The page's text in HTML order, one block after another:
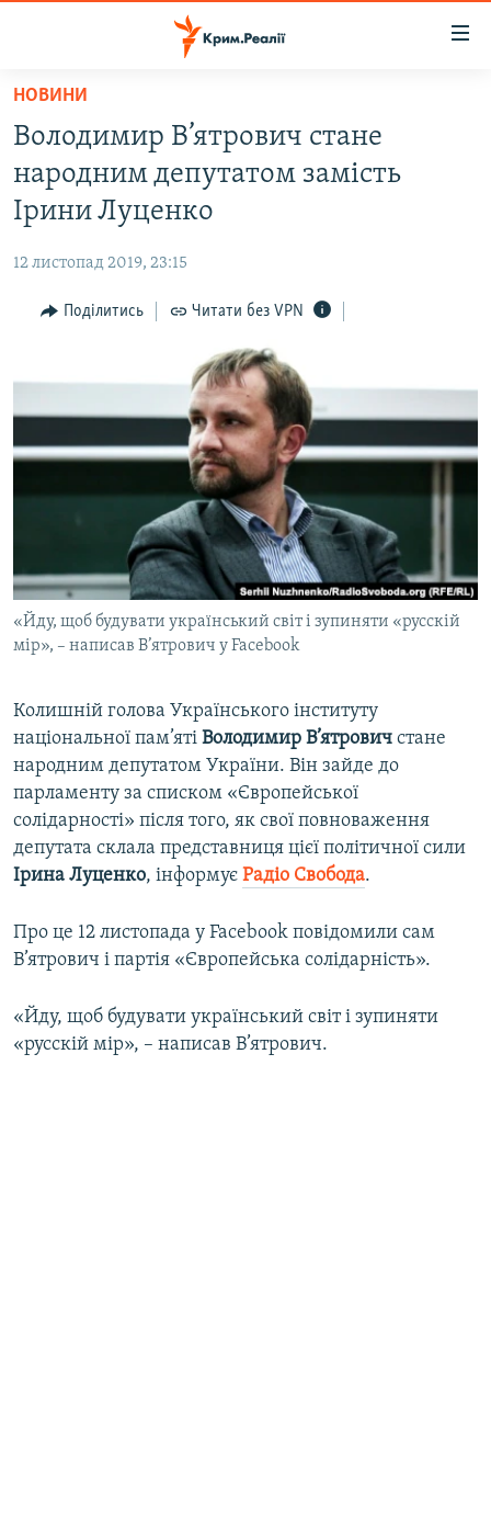
Перейти
основного
матеріалу
Перейти
до
основної
Перейти
ВОДА.КРИМ
ВІДЕО ТА ФОТО
БЛОГИ
ПОГЛЯД
ВІДЕОУРОКИ «ELIFBE»
СВІДЧЕННЯ ОКУПАЦІЇ
УКРАЇНСЬКА ПРОБЛЕМА КРИМУ
ІНФОГРАФІКА
ЯК ОБІЙТИ БЛОКУВАННЯ
Qırımtatar
ДОЛУЧАЙСЯ!
Усі сайти RFE/RL
НОВИНИ
Володимир В’ятрович стане
народним депутатом замість
Ірини Луценко
12 листопад 2019, 23:15
Поділитись Читати без VPN
«Йду, щоб будувати український світ і зупиняти «русскій
мір», – написав В’ятрович у Facebook
Колишній голова Українського інституту
національної пам’яті Володимир В’ятрович стане
народним депутатом України. Він зайде до
парламенту за списком «Європейської
солідарності» після того, як свої повноваження
депутата склала представниця цієї політичної сили
Ірина Луценко, інформує Радіо Свобода.​
Про це 12 листопада у Facebook повідомили сам
В’ятрович і партія «Європейська солідарність».
«Йду, щоб будувати український світ і зупиняти
«русскій мір», – написав В’ятрович.